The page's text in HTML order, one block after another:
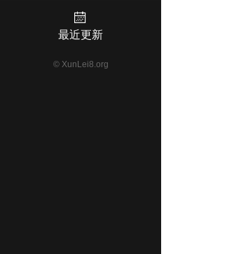
最近更新
© XunLei8.org